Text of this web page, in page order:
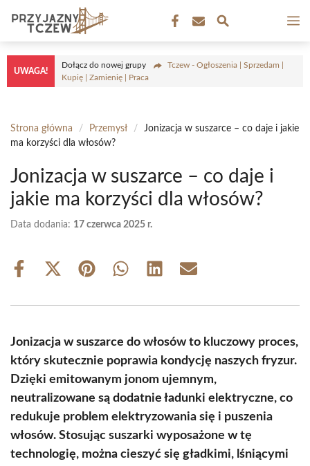
treści
UWAGA!
Dołącz do nowej grupy
Tczew - Ogłoszenia | Sprzedam |
Kupię | Zamienię | Praca
Strona główna / Przemysł /
Jonizacja w suszarce – co daje i jakie
ma korzyści dla włosów?
Jonizacja w suszarce – co daje i
jakie ma korzyści dla włosów?
Data dodania: 17 czerwca 2025 r.
Share
Share
(Twitter)
Share Share Share Share
Jonizacja w suszarce do włosów to kluczowy proces,
który skutecznie poprawia kondycję naszych fryzur.
Dzięki emitowanym jonom ujemnym,
neutralizowane są dodatnie ładunki elektryczne, co
redukuje problem elektryzowania się i puszenia
włosów. Stosując suszarki wyposażone w tę
technologię, można cieszyć się gładkimi, lśniącymi